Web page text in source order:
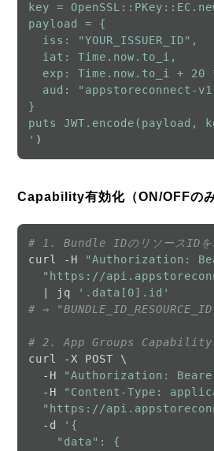
key =
payload = {
  iss: "YOUR_ISSUER_ID",
  iat: Time.now.to_i,
exp: Time.now.to_i + 20
aud: "appstoreconnect-
}
puts JWT.encode(payload,
'
Capability有効化（ON/OFFのみ
# 1. Bundle IDのリソースIDを
curl -H
"Authorization:
"https://
  | jq
'.data[0].id'
# →
# 2. App Groups Capabilityを
curl -X POST \
  -H
"Authorization:
  -H
"Content-Type:
"https://
  -d
'{
    "data": {